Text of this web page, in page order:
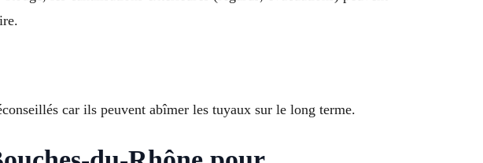
car ils peuvent abîmer les tuyaux sur le long terme.